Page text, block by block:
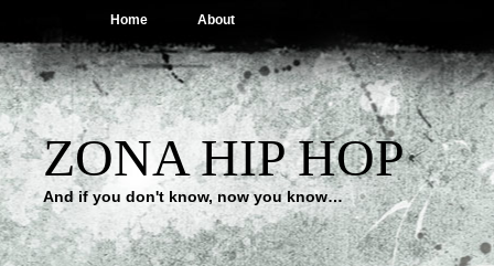
Home About
ZONA HIP HOP
And if you don't know, now you know…